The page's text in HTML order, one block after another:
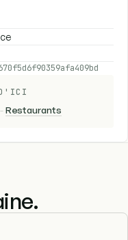
D'ICI
-Restaurants